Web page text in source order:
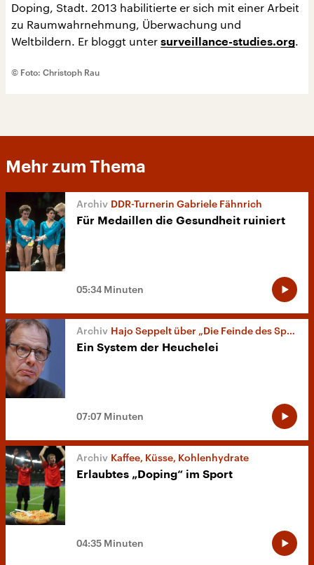
Doping, Stadt. 2013 habilitierte er sich mit einer Arbeit
zu Raumwahrnehmung, Überwachung und
Weltbildern. Er bloggt unter surveillance-studies.org.
© Foto: Christoph Rau
Mehr zum Thema
DDR-Turnerin Gabriele Fähnrich
Für Medaillen die Gesundheit ruiniert
05:34 Minuten
Hajo Seppelt über „Die Feinde des Sports“
Ein System der Heuchelei
07:07 Minuten
Kaffee, Küsse, Kohlenhydrate
Erlaubtes „Doping“ im Sport
04:35 Minuten